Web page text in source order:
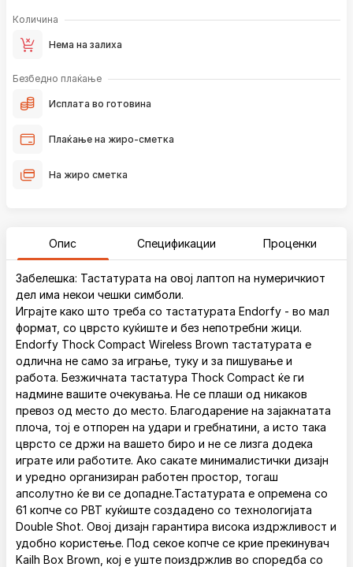
Количина
Нема на залиха
Безбедно плаќање
Исплата во готовина
Плаќање на жиро-сметка
На жиро сметка
Опис Спецификации Проценки
Забелешка: Тастатурата на овој лаптоп на нумеричкиот
дел има некои чешки симболи.
Играјте како што треба со тастатурата Endorfy - во мал
формат, со цврсто куќиште и без непотребни жици.
Endorfy Thock Compact Wireless Brown тастатурата е
одлична не само за играње, туку и за пишување и
работа. Безжичната тастатура Thock Compact ќе ги
надмине вашите очекувања. Не се плаши од никаков
превоз од место до место. Благодарение на зајакнатата
плоча, тој е отпорен на удари и гребнатини, а исто така
цврсто се држи на вашето биро и не се лизга додека
играте или работите. Ако сакате минималистички дизајн
и уредно организиран работен простор, тогаш
апсолутно ќе ви се допадне.Тастатурата е опремена со
61 копче со PBT куќиште создадено со технологијата
Double Shot. Овој дизајн гарантира висока издржливост и
удобно користење. Под секое копче се крие прекинувач
Kailh Box Brown, кој е уште поиздржлив во споредба со